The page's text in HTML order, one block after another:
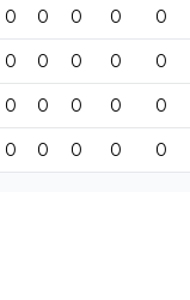
0 0 0 0 0
0 0 0 0 0
0 0 0 0 0
0 0 0 0 0